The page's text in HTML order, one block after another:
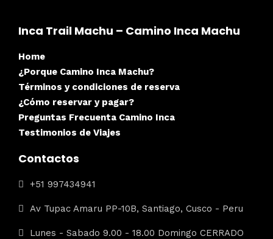
Inca Trail Machu – Camino Inca Machu
Home
¿Porque Camino Inca Machu?
Términos y condiciones de reserva
¿Cómo reservar y pagar?
Preguntas Frecuenta Camino Inca
Testimonios de Viajes
Contactos
+51 997434941
Av Tupac Amaru PP-10B, Santiago, Cusco - Peru
Lunes - Sabado 9.00 - 18.00 Domingo CERRADO